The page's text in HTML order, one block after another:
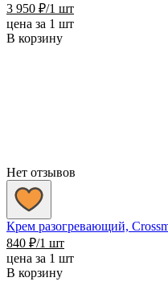
3 950 ₽/1 шт
цена за 1 шт
В корзину
Нет отзывов
Крем разогревающий,
840 ₽/1 шт
цена за 1 шт
В корзину